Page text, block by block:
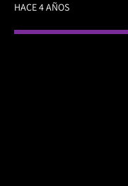
HACE 4 AÑOS